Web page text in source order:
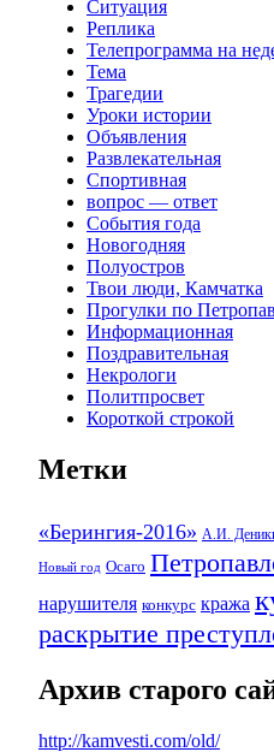
Ситуация
Реплика
Телепрограмма на
Тема
Трагедии
Уроки истории
Объявления
Развлекательная
Спортивная
вопрос — ответ
События года
Новогодняя
Полуостров
Твои люди, Камчатка
Прогулки по
Информационная
Поздравительная
Некрологи
Политпросвет
Короткой строкой
Метки
«Берингия-2016» А.И.
Новый год Осаго
нарушителя конкурс кража
раскрытие
Архив старого
http://kamvesti.com/old/